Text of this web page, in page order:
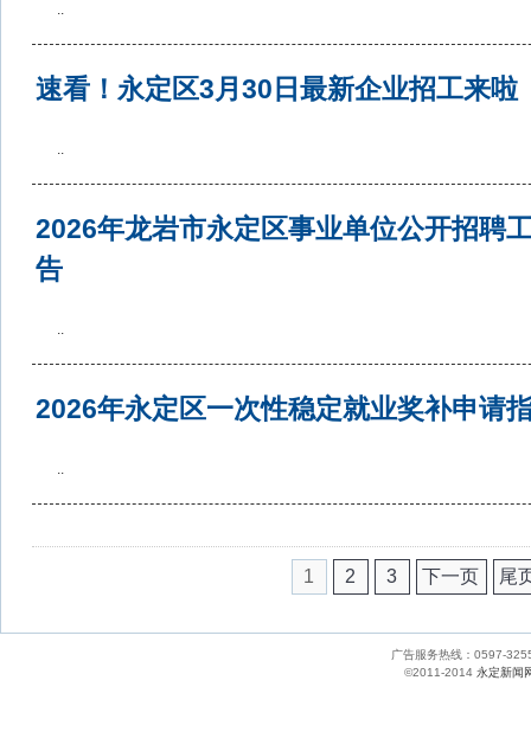
..
速看！永定区3月30日最新企业招工来啦
..
2026年龙岩市永定区事业单位公开招聘
告
..
2026年永定区一次性稳定就业奖补申请
..
1 2 3 下一页 尾
广告服务热线：0597-
©2011-2014永定新闻